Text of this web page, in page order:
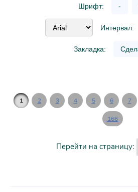
Шрифт: -
Интервал:
Закладка:
1 2 3 4 5 6 7
166
Перейти на страницу: